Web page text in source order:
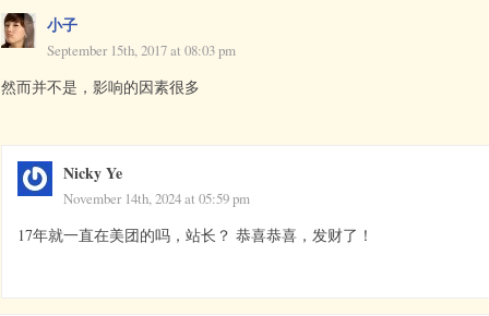
小子
September 15th, 2017 at 08:03 pm
然而并不是，影响的因素很多
Nicky Ye
November 14th, 2024 at 05:59 pm
17年就一直在美团的吗，站长？ 恭喜恭喜，发财了！